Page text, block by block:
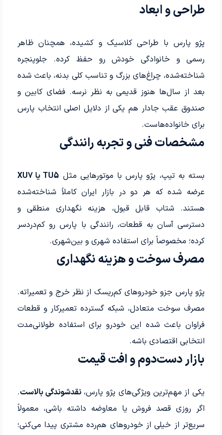
طراحی و ابعاد
پژو پارس با طراحی کلاسیک و کشیده، همچنان ظاهر
رسمی و خانوادگی خودش رو حفظ کرده. جلوپنجره
شناخته‌شده، چراغ‌های بزرگ و تناسب کلی بدنه، باعث شده
بعد از سال‌ها هنوز قدیمی به نظر نرسه. فضای کابین و
صندوق عقب جادار هم یکی از دلایل اصلی انتخاب پارس
برای خانواده‌هاست.
مشخصات فنی و تجربه رانندگی
بسته به تیپ، پژو پارس با موتورهایی مثل TU5 یا XU7
عرضه شده که هر دو در بازار ایران کاملاً شناخته‌شده
هستند. شتاب قابل قبول، هزینه نگهداری منطقی و
دسترسی آسان به قطعات، رانندگی با پارس رو کم‌دردسر
کرده؛ مخصوصاً برای استفاده شهری و بین‌شهری.
مصرف سوخت و هزینه نگهداری
پژو پارس جزو خودروهای کم‌ریسک از نظر خرج و تعمیراته.
مصرف سوخت متعادل، شبکه گسترده تعمیرکار و قطعات
فراوان باعث شده این خودرو برای استفاده طولانی‌مدت
انتخابی اقتصادی باشه.
بازار دست‌دوم و افت قیمت
یکی از مهم‌ترین ویژگی‌های پژو پارس،نقدشوندگی بالاست.
اگر روزی قصد فروش یا معاوضه داشته باشی، معمولاً
سریع‌تر از خیلی از خودروهای هم‌رده مشتری پیدا می‌کنی؛